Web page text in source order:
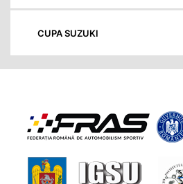
CUPA SUZUKI